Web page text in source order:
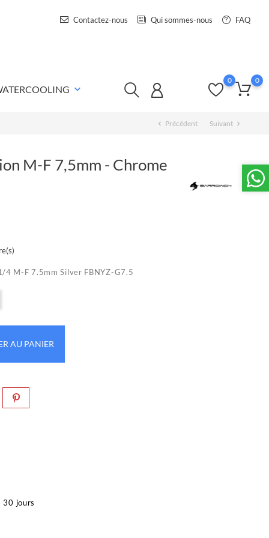
Contactez-nous Qui sommes-nous FAQ
keyboard_arrow_down
0
0
chevron_left Précédent Suivant chevron_right
M-F 7,5mm - Chrome
M-F 7.5mm Silver FBNYZ-G7.5
AU PANIER
30 jours